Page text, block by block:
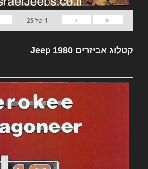
«
‹
1 של25
קטלוג אביזרים Jeep 1980